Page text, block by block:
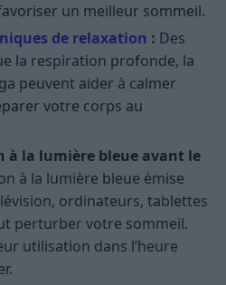
un meilleur sommeil.
de relaxation : Des
la respiration profonde, la
peuvent aider à calmer
votre corps au
à la lumière bleue avant le
à la lumière bleue émise
ordinateurs, tablettes
perturber votre sommeil.
utilisation dans l’heure